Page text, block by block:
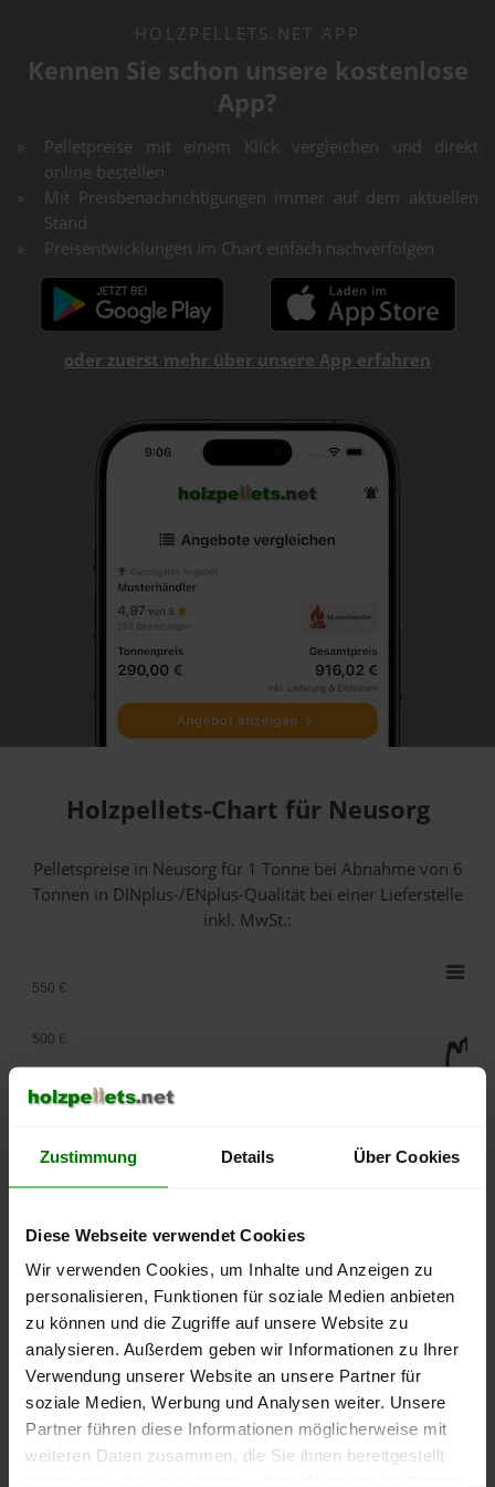
Zustimmung Details Über Cookies
Diese Webseite verwendet Cookies
Wir verwenden Cookies, um Inhalte und Anzeigen zu
personalisieren, Funktionen für soziale Medien anbieten
zu können und die Zugriffe auf unsere Website zu
analysieren. Außerdem geben wir Informationen zu Ihrer
Verwendung unserer Website an unsere Partner für
soziale Medien, Werbung und Analysen weiter. Unsere
Partner führen diese Informationen möglicherweise mit
weiteren Daten zusammen, die Sie ihnen bereitgestellt
HOLZPELLETS.NET APP
Kennen Sie schon unsere kostenlose
App?
Pelletpreise mit einem Klick vergleichen und direkt
online bestellen
Mit Preisbenachrichtigungen immer auf dem aktuellen
Stand
Preisentwicklungen im Chart einfach nachverfolgen
oder zuerst mehr über unsere App erfahren
Holzpellets-Chart für Neusorg
Pelletspreise in Neusorg für 1 Tonne bei Abnahmevon 6
Tonnen in DINplus-/ENplus-Qualität bei einer Lieferstelle
inkl. MwSt.:
lose Ware
2025
2026
2026
250 €
300 €
350 €
450 €
500 €
550 €
Die aktuelle Preisentwicklung für Holzpellets in Deutschland
können Sie jederzeit auf unsererPelletspreise-Seite
nachvollziehen.